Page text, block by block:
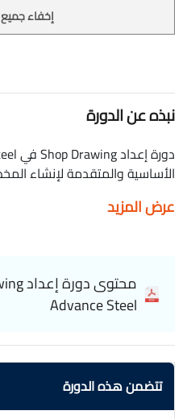
إخفاء جميع
نبذه عن الدورة
الأساسية والمتقدمة لإنشاء
تخصيص الأنماط، وإنتاج تقارير
التنفيذ. كما تغطي الدورة كيفية
على إعداد مخططات ورش
والتركيب بدقة وكفاءة، مع
Drawing setup in Advance Steel
عرض المزيد
Advance Steel
تتضمن هذه الدورة